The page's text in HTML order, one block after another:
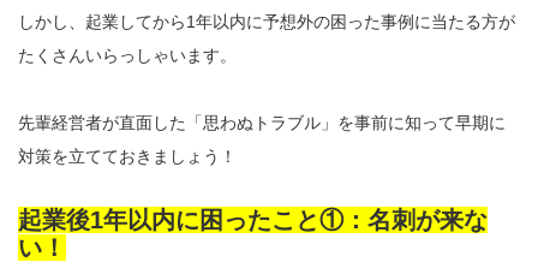
しかし、起業してから1年以内に予想外の困った事例に当たる方が
たくさんいらっしゃいます。
先輩経営者が直面した「思わぬトラブル」を事前に知って早期に
対策を立てておきましょう！
起業後1年以内に困ったこと①：名刺が来な
い！